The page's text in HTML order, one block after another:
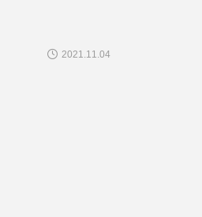
2021.11.04